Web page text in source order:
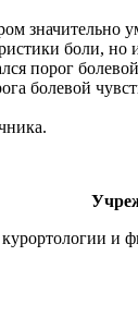
значительно
боли, но
порог
болевой
и